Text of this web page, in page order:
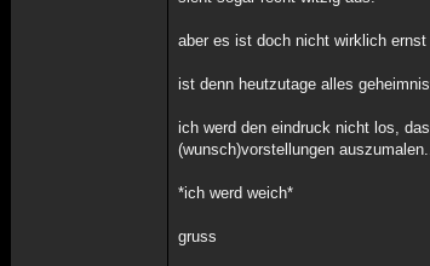
aber es ist doch nicht wirklich
ist denn heutzutage alles
ich werd den eindruck nicht los,
(wunsch)vorstellungen
*ich werd weich*
gruss